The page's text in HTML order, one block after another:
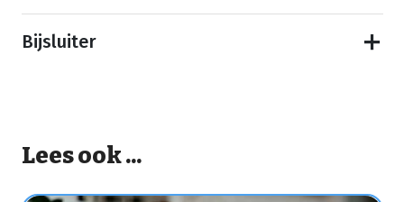
Bijsluiter
Lees ook ...